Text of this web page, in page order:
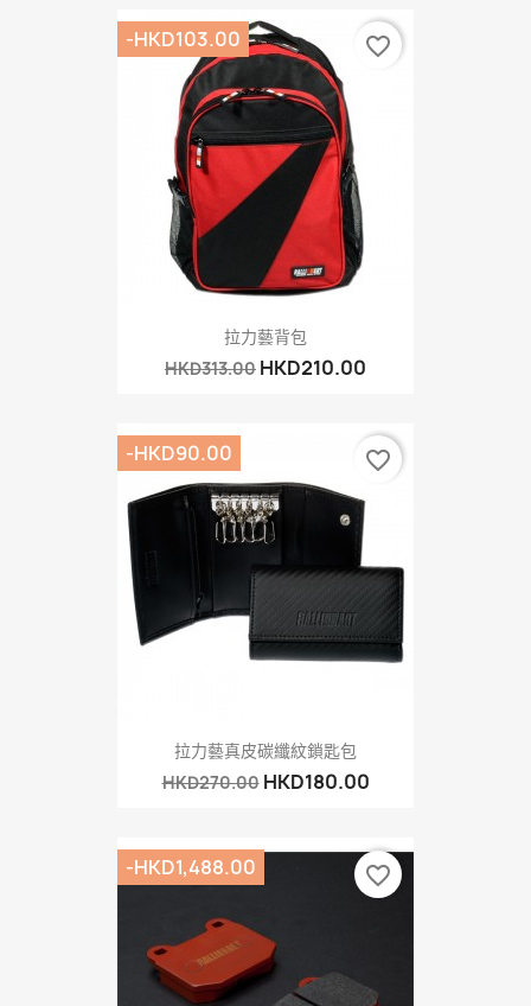
拉力藝背包
HKD313.00 HKD210.00
-HKD103.00 favorite_border
拉力藝真皮碳纖紋鎖匙包
HKD270.00 HKD180.00
-HKD90.00 favorite_border
-HKD1,488.00 favorite_border